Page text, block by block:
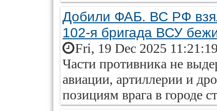
Добили ФАБ. ВС РФ
102-я бригада ВСУ
Fri, 19 Dec 2025
Части противника не
авиации, артиллерии и
позициям врага в городе